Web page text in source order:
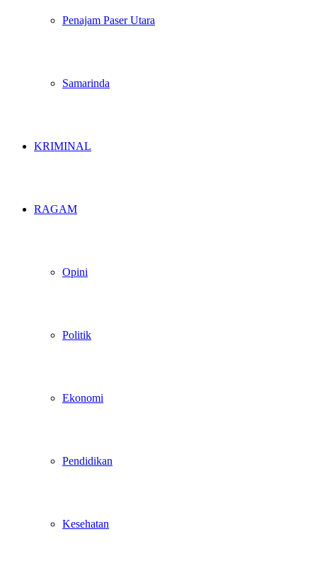
Penajam Paser Utara
Samarinda
KRIMINAL
RAGAM
Opini
Politik
Ekonomi
Pendidikan
Kesehatan